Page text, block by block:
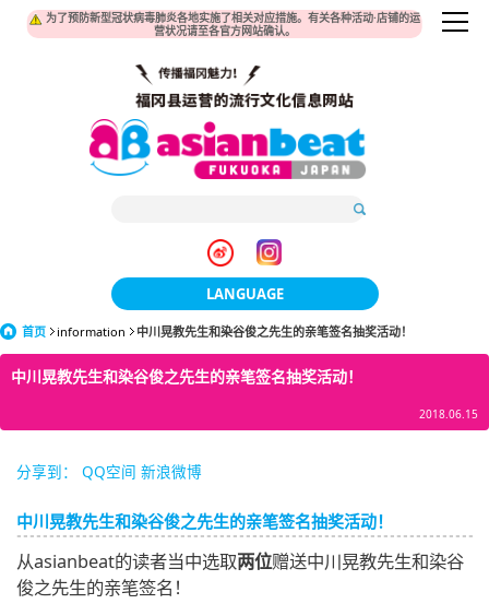
为了预防新型冠状病毒肺炎各地实施了相关对应措施。有关各种活动·店铺的运
营状况请至各官方网站确认。
LANGUAGE
日本語
한국어
English
ภาษาไทย
首页 information 中川晃教先生和染谷俊之先生的亲笔签名抽奖活动！
中川晃教先生和染谷俊之先生的亲笔签名抽奖活动！
2018.06.15
分享到： QQ空间 新浪微博
中川晃教先生和染谷俊之先生的亲笔签名抽奖活动！
从asianbeat的读者当中选取两位赠送中川晃教先生和染谷
俊之先生的亲笔签名！